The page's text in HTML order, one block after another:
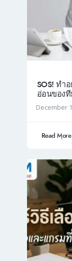
SOS! ทำ
อ่อนของ
December
Read More